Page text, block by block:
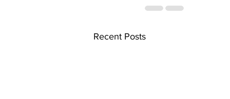
Recent Posts